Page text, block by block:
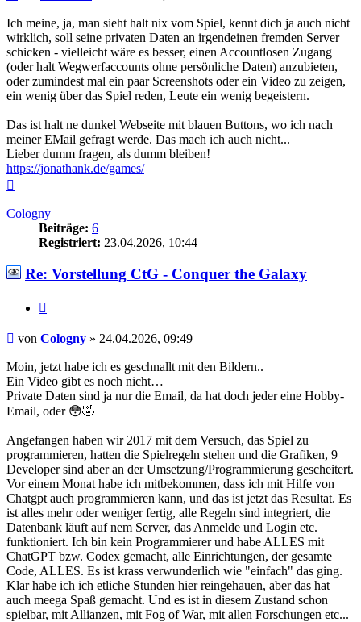
Ich meine, ja, man sieht halt nix vom Spiel, kennt dich ja auch nicht
wirklich, soll seine privaten Daten an irgendeinen fremden Server
schicken - vielleicht wäre es besser, einen Accountlosen Zugang
(oder halt Wegwerfaccounts ohne persönliche Daten) anzubieten,
oder zumindest mal ein paar Screenshots oder ein Video zu zeigen,
ein wenig über das Spiel reden, Leute ein wenig begeistern.
Das ist halt ne dunkel Webseite mit blauen Buttons, wo ich nach
meiner EMail gefragt werde. Das mach ich auch nicht...
Lieber dumm fragen, als dumm bleiben!
https://jonathank.de/games/
Cologny
Beiträge: 6
Registriert: 23.04.2026, 10:44
Re: Vorstellung CtG - Conquer the Galaxy
Beitrag
von Cologny » 24.04.2026, 09:49
Moin, jetzt habe ich es geschnallt mit den Bildern..
Ein Video gibt es noch nicht…
Private Daten sind ja nur die Email, da hat doch jeder eine Hobby-
Email, oder 😳🤣
Angefangen haben wir 2017 mit dem Versuch, das Spiel zu
programmieren, hatten die Spielregeln stehen und die Grafiken, 9
Developer sind aber an der Umsetzung/Programmierung gescheitert.
Vor einem Monat habe ich mitbekommen, dass ich mit Hilfe von
Chatgpt auch programmieren kann, und das ist jetzt das Resultat. Es
ist alles mehr oder weniger fertig, alle Regeln sind integriert, die
Datenbank läuft auf nem Server, das Anmelde und Login etc.
funktioniert. Ich bin kein Programmierer und habe ALLES mit
ChatGPT bzw. Codex gemacht, alle Einrichtungen, der gesamte
Code, ALLES. Es ist krass verwunderlich wie "einfach" das ging.
Klar habe ich ich etliche Stunden hier reingehauen, aber das hat
auch meega Spaß gemacht. Und es ist in diesem Zustand schon
spielbar, mit Allianzen, mit Fog of War, mit allen Forschungen etc...